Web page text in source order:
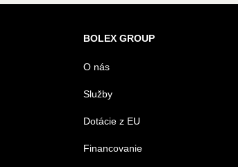
BOLEX GROUP
O nás
Služby
Dotácie z EU
Financovanie